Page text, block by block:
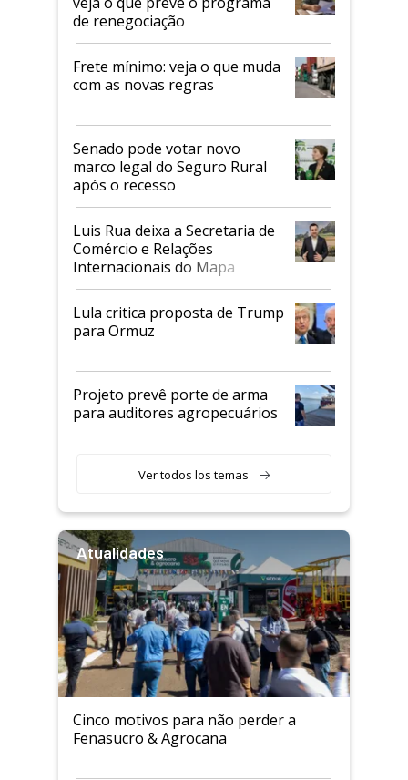
de renegociação
Frete mínimo: veja o que muda
com as novas regras
Senado pode votar novo
marco legal do Seguro Rural
após o recesso
Luis Rua deixa a Secretaria de
Comércio e Relações
Internacionais do Mapa
Lula critica proposta de Trump
para Ormuz
Projeto prevê porte de arma
para auditores agropecuários
Ver todos los temas
Atualidades
Cinco motivos para não perder a
Fenasucro & Agrocana